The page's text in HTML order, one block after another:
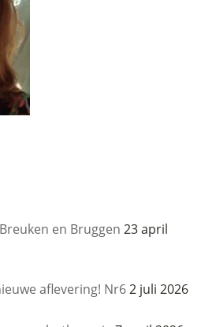
en Bruggen 23 april
aflevering! Nr62 juli 2026